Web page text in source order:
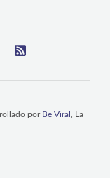
por Be Viral , La